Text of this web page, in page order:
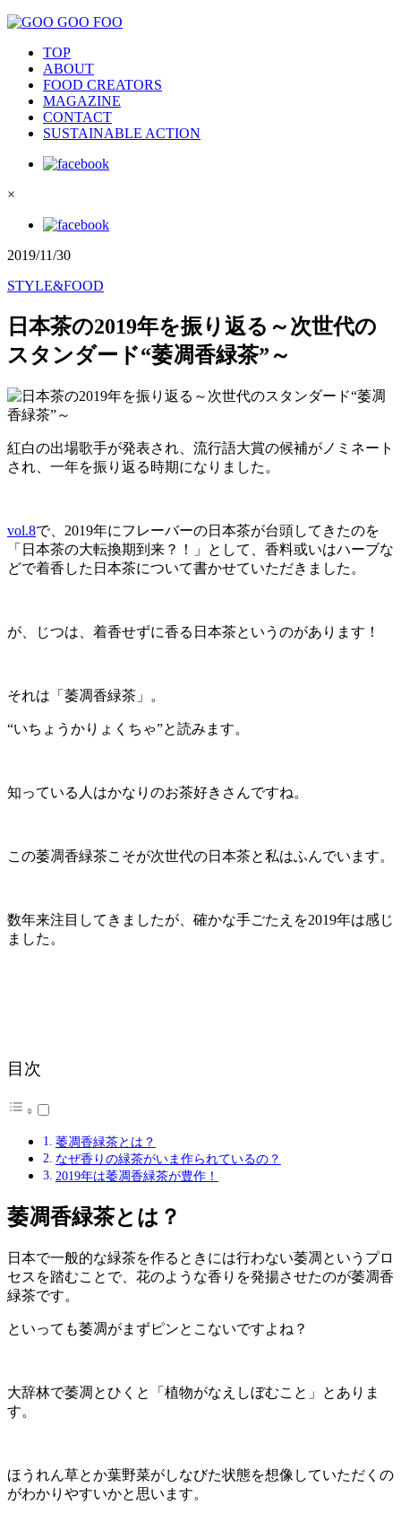
TOP
ABOUT
FOOD CREATORS
MAGAZINE
CONTACT
SUSTAINABLE ACTION
×
2019/11/30
STYLE&FOOD
日本茶の2019年を振り返る～次世代の
スタンダード“萎凋香緑茶”～
紅白の出場歌手が発表され、流行語大賞の候補がノミネート
され、一年を振り返る時期になりました。
vol.8で、2019年にフレーバーの日本茶が台頭してきたのを
「日本茶の大転換期到来？！」として、香料或いはハーブな
どで着香した日本茶について書かせていただきました。
が、じつは、着香せずに香る日本茶というのがあります！
それは「萎凋香緑茶」。
“いちょうかりょくちゃ”と読みます。
知っている人はかなりのお茶好きさんですね。
この萎凋香緑茶こそが次世代の日本茶と私はふんでいます。
数年来注目してきましたが、確かな手ごたえを2019年は感じ
ました。
目次
萎凋香緑茶とは？
なぜ香りの緑茶がいま作られているの？
2019年は萎凋香緑茶が豊作！
萎凋香緑茶とは？
日本で一般的な緑茶を作るときには行わない萎凋というプロ
セスを踏むことで、花のような香りを発揚させたのが萎凋香
緑茶です。
といっても萎凋がまずピンとこないですよね？
大辞林で萎凋とひくと「植物がなえしぼむこと」とありま
す。
ほうれん草とか葉野菜がしなびた状態を想像していただくの
がわかりやすいかと思います。